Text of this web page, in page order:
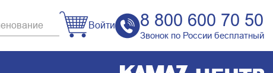
Войти 8 800 600 70 50
Звонок по России бесплатный